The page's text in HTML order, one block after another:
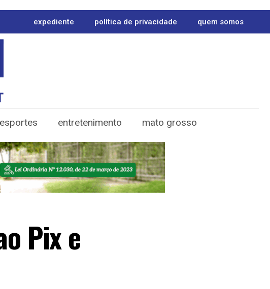
expediente política de privacidade quem somos
esportes entretenimento mato grosso
Pix e